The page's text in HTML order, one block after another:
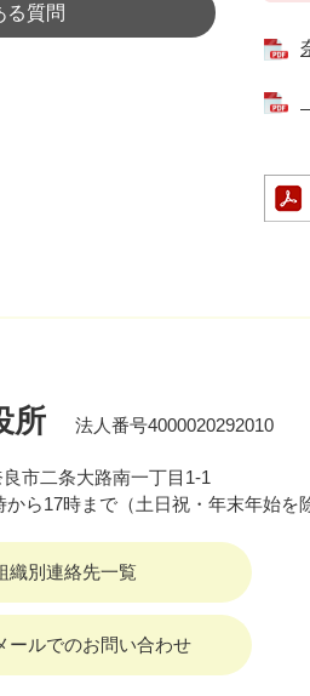
る質問
所 法人番号4000020292010
市二条大路南一丁目1-1
ら17時まで（土日祝・年末年始を
織別連絡先一覧
ールでのお問い合わせ